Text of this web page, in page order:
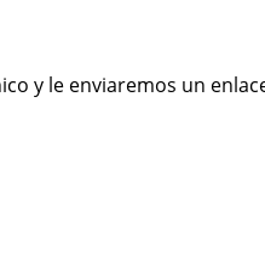
y le enviaremos un